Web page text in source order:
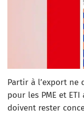
Partir à l’export ne
pour les PME et
doivent rester